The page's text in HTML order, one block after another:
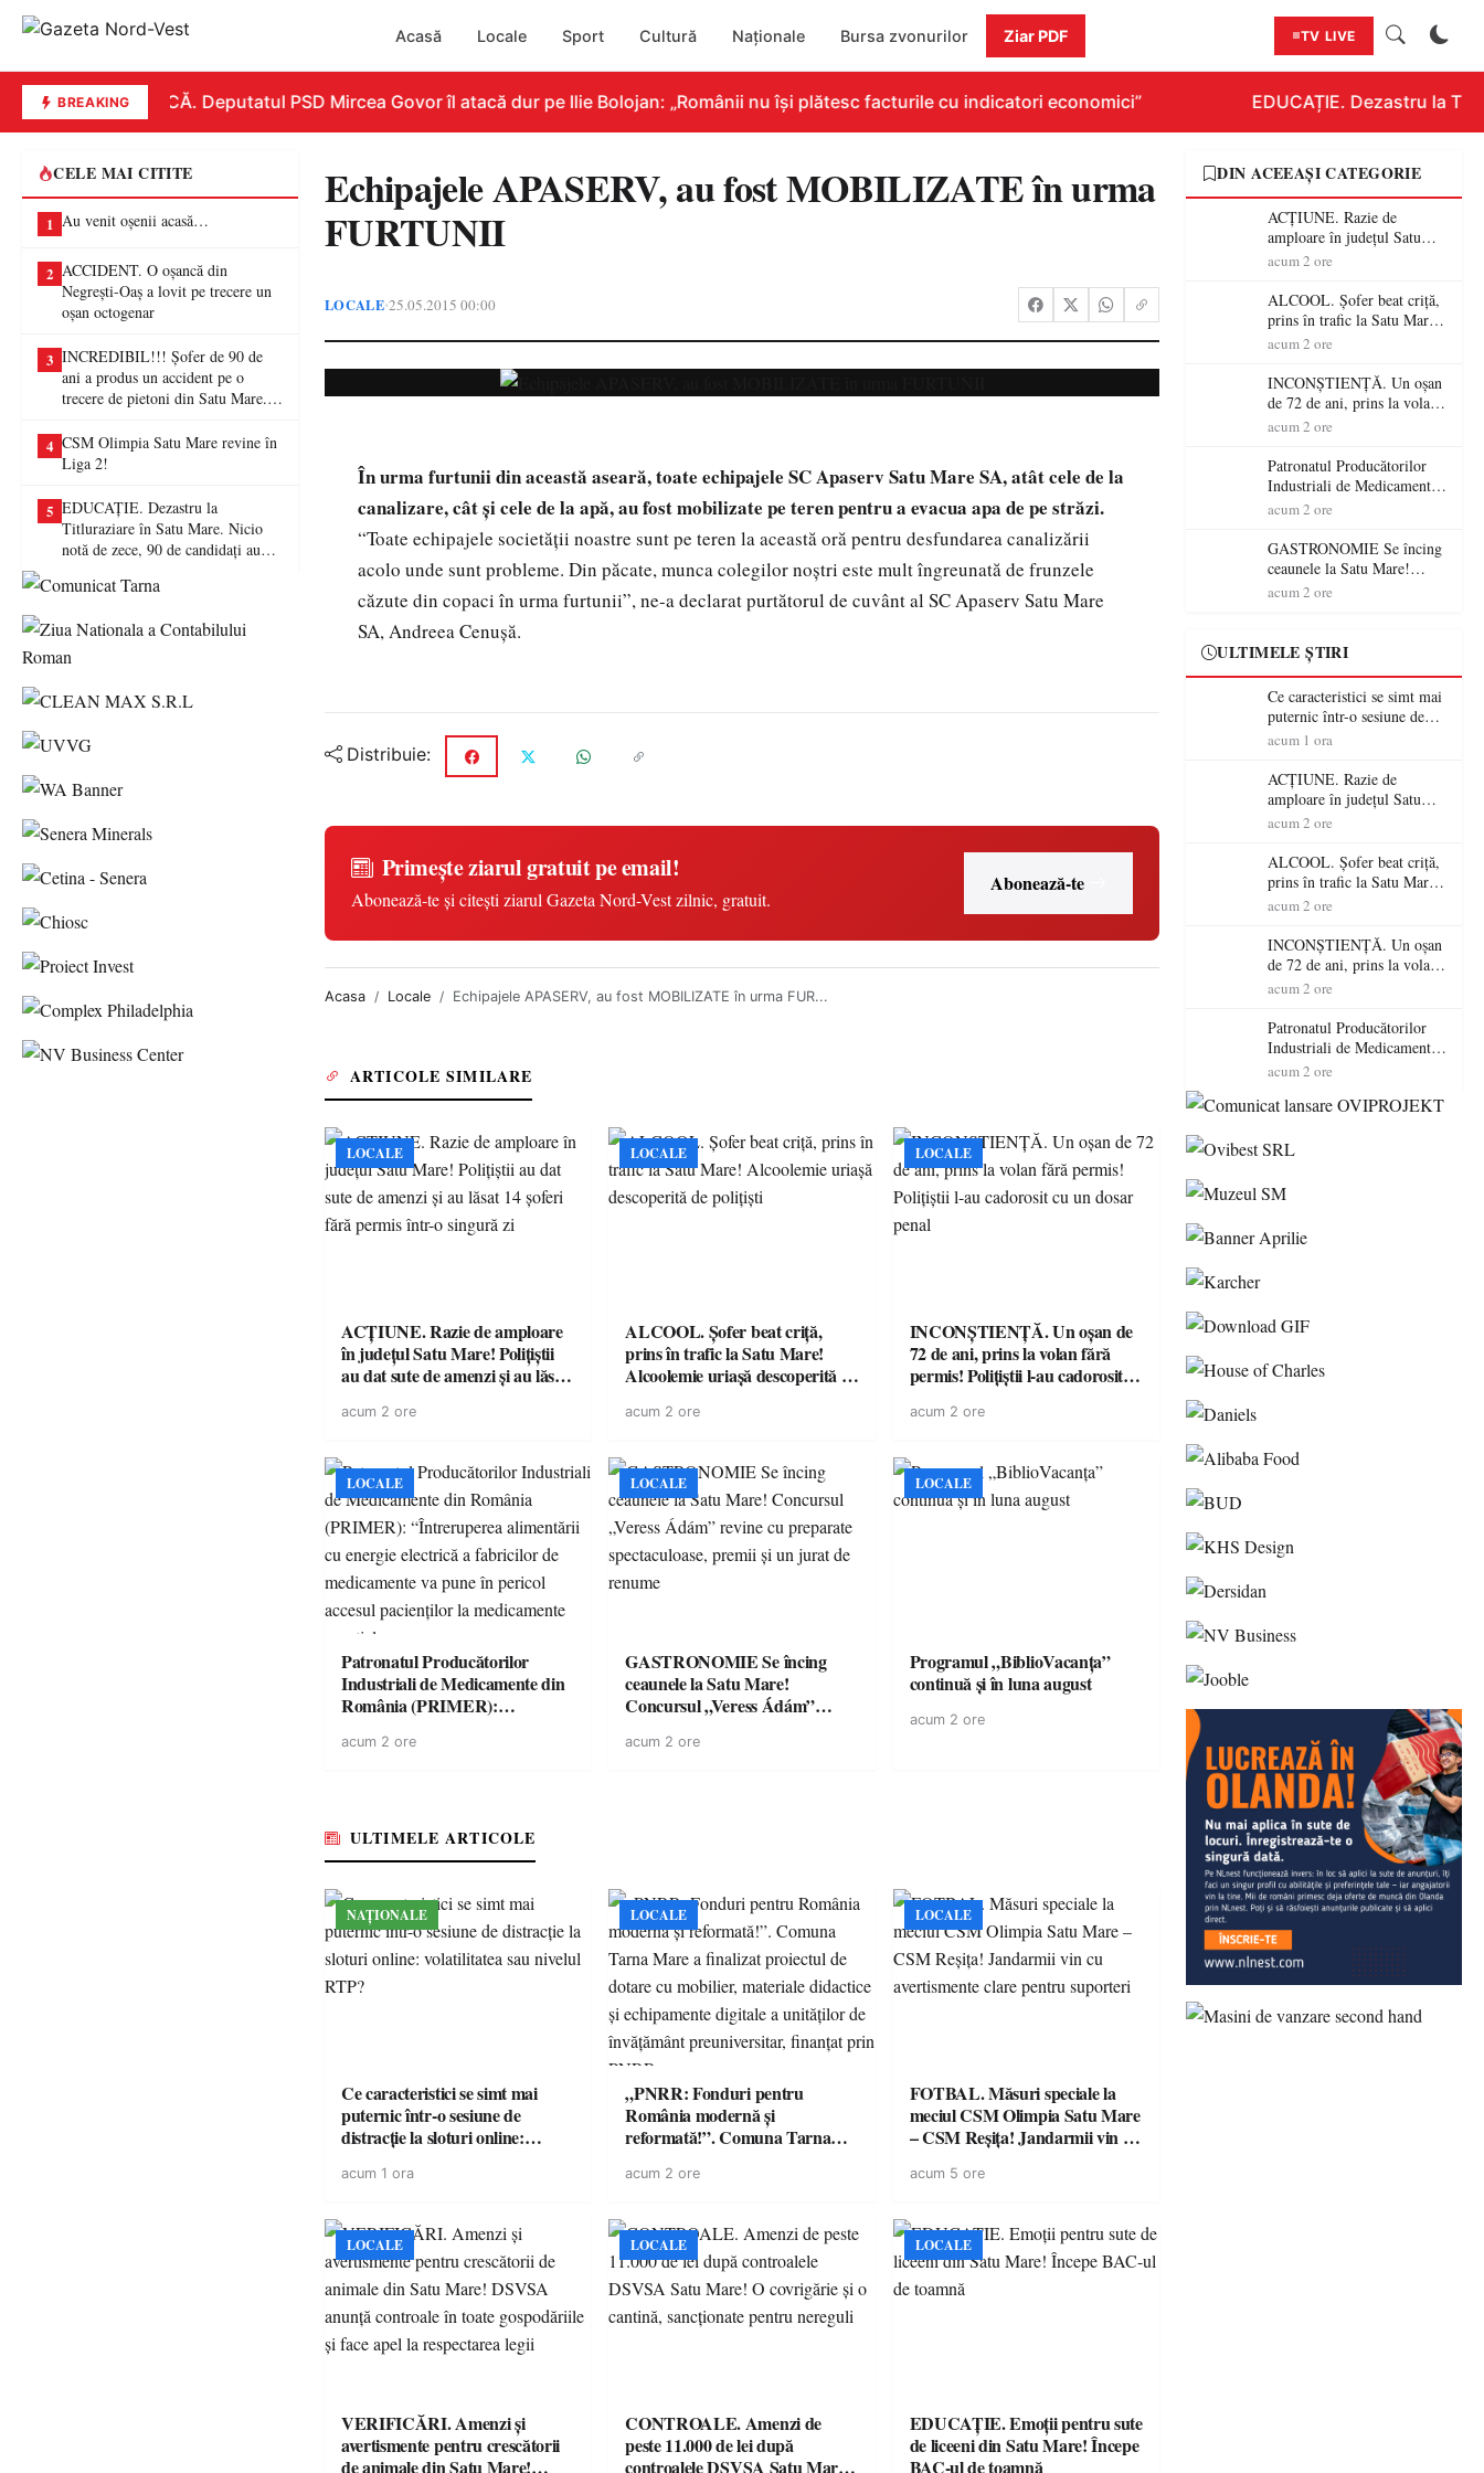
Acasă Locale Sport Cultură Naționale Bursa zvonurilor Ziar PDF TV LIVE
BREAKINGREPLICĂ. Deputatul PSD Mircea Govor îl atacă dur pe Ilie Bolojan: „Românii nu își plătesc facturile cu indicatori economici” EDUCAȚIE. Dezastru la
CELE MAI CITITE
1 Au venit oșenii acasă…
2 ACCIDENT. O oșancă din
Negrești-Oaș a lovit pe trecere un
oșan octogenar
3 INCREDIBIL!!! Șofer de 90 de
ani a produs un accident pe o
trecere de pietoni din Satu Mare. O
4 CSM Olimpia Satu Mare revine în
Liga 2!
5 EDUCAȚIE. Dezastru la
Titluraziare în Satu Mare. Nicio
notă de zece, 90 de candidați au
Echipajele APASERV, au fost MOBILIZATE în urma
FURTUNII
LOCALE•25.05.2015 00:00
În urma furtunii din această aseară, toate echipajele SC Apaserv Satu Mare SA, atât cele de la
canalizare, cât și cele de la apă, au fost mobilizate pe teren pentru a evacua apa de pe străzi.
“Toate echipajele societății noastre sunt pe teren la această oră pentru desfundarea canalizării
acolo unde sunt probleme. Din păcate, munca colegilor noștri este mult îngreunată de frunzele
căzute din copaci în urma furtunii”, ne-a declarat purtătorul de cuvânt al SC Apaserv Satu Mare
SA, Andreea Cenușă.
Distribuie:
Primește ziarul gratuit pe email!
Abonează-te și citești ziarul Gazeta Nord-Vest zilnic, gratuit.
Abonează-te
Acasa Locale Echipajele APASERV, au fost MOBILIZATE în urma FUR...
ARTICOLE SIMILARE
LOCALE
ACȚIUNE. Razie de amploare
în județul Satu Mare! Polițiștii
au dat sute de amenzi și au lăsat
singură zi
acum 2 ore
LOCALE
ALCOOL. Șofer beat criță,
prins în trafic la Satu Mare!
Alcoolemie uriașă descoperită de
acum 2 ore
LOCALE
INCONȘTIENȚĂ. Un oșan de
72 de ani, prins la volan fără
permis! Polițiștii l-au cadorosit
acum 2 ore
LOCALE
Patronatul Producătorilor
Industriali de Medicamente din
România (PRIMER):
energie electrică a fabricilor de
acum 2 ore
LOCALE
GASTRONOMIE Se încing
ceaunele la Satu Mare!
Concursul „Veress Ádám”
spectaculoase, premii și un jurat
acum 2 ore
LOCALE
Programul „BiblioVacanța”
continuă și în luna august
acum 2 ore
ULTIMELE ARTICOLE
NAȚIONALE
Ce caracteristici se simt mai
puternic într-o sesiune de
distracție la sloturi online:
acum 1 ora
LOCALE
„PNRR: Fonduri pentru
România modernă și
reformată!”. Comuna Tarna
dotare cu mobilier, materiale
a unităților de învățământ
preuniversitar, finanțat prin
PNRR
acum 2 ore
LOCALE
FOTBAL. Măsuri speciale la
meciul CSM Olimpia Satu Mare
– CSM Reșița! Jandarmii vin cu
suporteri
acum 5 ore
LOCALE
VERIFICĂRI. Amenzi și
avertismente pentru crescătorii
de animale din Satu Mare!
LOCALE
CONTROALE. Amenzi de
peste 11.000 de lei după
controalele DSVSA Satu Mare!
LOCALE
EDUCAȚIE. Emoții pentru sute
de liceeni din Satu Mare! Începe
BAC-ul de toamnă
DIN ACEEAȘI CATEGORIE
ACȚIUNE. Razie de
amploare în județul Satu
Mare! Polițiștii au dat sute
șoferi fără permis într-o
singură zi
acum 2 ore
ALCOOL. Șofer beat criță,
prins în trafic la Satu Mare!
Alcoolemie uriașă
acum 2 ore
INCONȘTIENȚĂ. Un oșan
de 72 de ani, prins la volan
fără permis! Polițiștii l-au
acum 2 ore
Patronatul Producătorilor
Industriali de Medicamente
din România (PRIMER):
energie electrică a fabricilor
de medicamente va pune în
pericol accesul pacienților la
medicamente esențiale
acum 2 ore
GASTRONOMIE Se încing
ceaunele la Satu Mare!
Concursul „Veress Ádám”
jurat de renume
acum 2 ore
ULTIMELE ȘTIRI
Ce caracteristici se simt mai
puternic într-o sesiune de
distracție la sloturi online:
RTP?
acum 1 ora
ACȚIUNE. Razie de
amploare în județul Satu
Mare! Polițiștii au dat sute
șoferi fără permis într-o
singură zi
acum 2 ore
ALCOOL. Șofer beat criță,
prins în trafic la Satu Mare!
Alcoolemie uriașă
acum 2 ore
INCONȘTIENȚĂ. Un oșan
de 72 de ani, prins la volan
fără permis! Polițiștii l-au
acum 2 ore
Patronatul Producătorilor
Industriali de Medicamente
din România (PRIMER):
energie electrică a fabricilor
pericol accesul pacienților la
acum 2 ore